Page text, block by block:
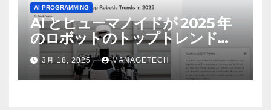
AI PROGRAMMING
AI とヒューマノイドが 2025 年
のロボットのトップトレンドに |
ASSEMBLY
3月 18, 2025 MANAGETECH